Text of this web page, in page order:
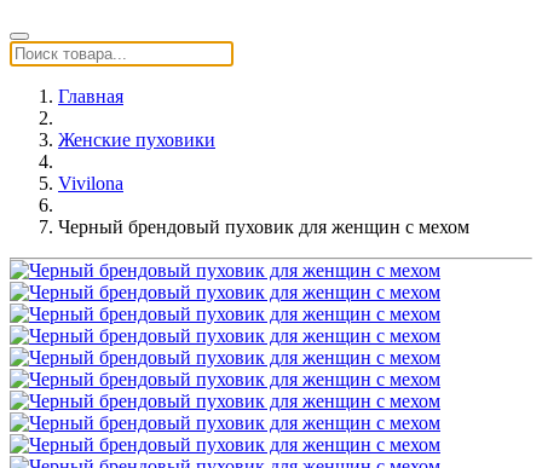
Главная
Женские пуховики
Vivilona
Черный брендовый пуховик для женщин с мехом